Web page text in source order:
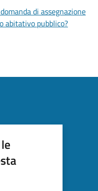
di assegnazione
abitativo pubblico?